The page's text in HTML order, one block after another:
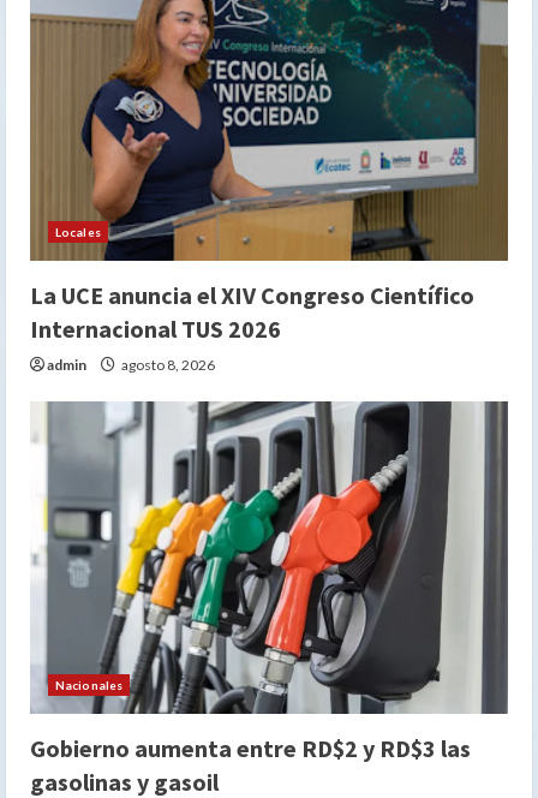
Locales
La UCE anuncia el XIV Congreso Científico
Internacional TUS 2026
admin agosto 8, 2026
Nacionales
Gobierno aumenta entre RD$2 y RD$3 las
gasolinas y gasoil